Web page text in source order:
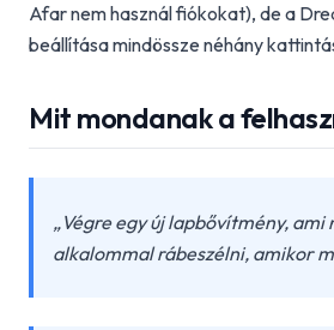
Afar nem használ fiókokat), de a
beállítása mindössze néhány
Mit mondanak a
„Végre egy új lapbővítmény,
alkalommal rábeszélni, amikor